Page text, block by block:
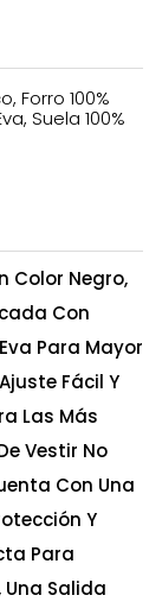
Forro 100%
Suela 100%
Color Negro,
Con
Para Mayor
Fácil Y
Las Más
Vestir No
Con Una
Y
Para
Una Salida